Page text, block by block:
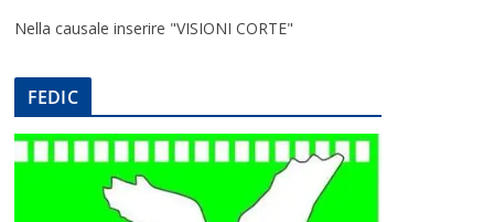
Nella causale inserire "VISIONI CORTE"
FEDIC